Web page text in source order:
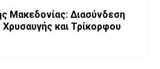
Μακεδονίας: Διασύνδεση
και Τρίκορφου